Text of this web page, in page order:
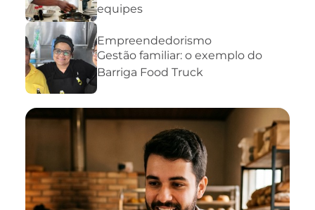
equipes
Empreendedorismo
Gestão familiar: o exemplo do
Barriga Food Truck